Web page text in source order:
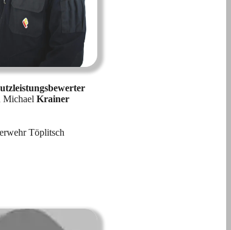
Michael Krainer
Töplitsch